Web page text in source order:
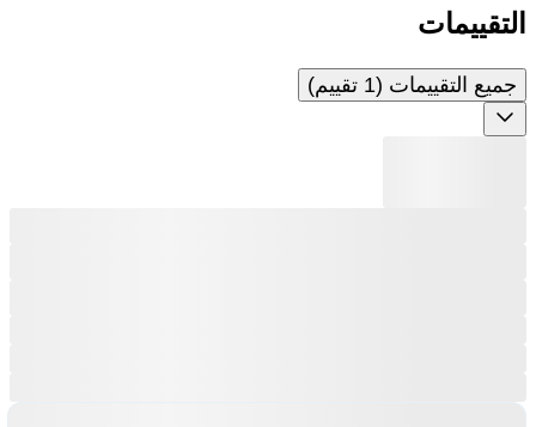
التقييمات
جميع التقييمات (1 تقييم)